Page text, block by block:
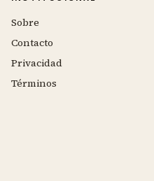
Sobre
Contacto
Privacidad
Términos